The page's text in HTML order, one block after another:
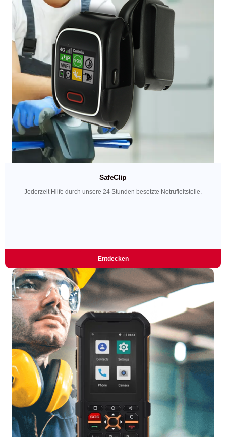
SafeClip
Jederzeit Hilfe durch unsere 24 Stunden besetzte Notrufleitstelle.
Entdecken